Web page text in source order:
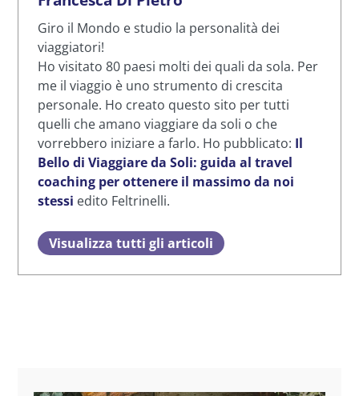
Giro il Mondo e studio la personalità dei
viaggiatori!
Ho visitato 80 paesi molti dei quali da sola. Per
me il viaggio è uno strumento di crescita
personale. Ho creato questo sito per tutti
quelli che amano viaggiare da soli o che
vorrebbero iniziare a farlo. Ho pubblicato: Il
Bello di Viaggiare da Soli: guida al travel
coaching per ottenere il massimo da noi
stessi edito Feltrinelli.
Visualizza tutti gli articoli